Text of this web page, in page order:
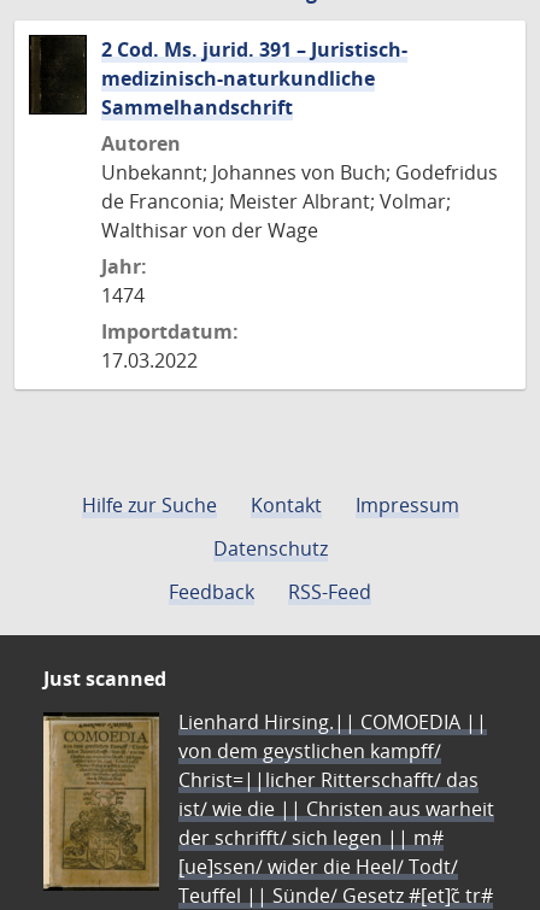
2 Cod. Ms. jurid. 391 – Juristisch-
medizinisch-naturkundliche
Sammelhandschrift
Autoren
Unbekannt; Johannes von Buch; Godefridus
de Franconia; Meister Albrant; Volmar;
Walthisar von der Wage
Jahr:
1474
Importdatum:
17.03.2022
Hilfe zur Suche Kontakt
Impressum
Datenschutz
Feedback
RSS-Feed
Just scanned
Lienhard Hirsing.|| COMOEDIA ||
von dem geystlichen kampff/
Christ=||licher Ritterschafft/ das
ist/ wie die || Christen aus warheit
der schrifft/ sich legen || m#
[ue]ssen/ wider die Heel/ Todt/
Teuffel || Sünde/ Gesetz #[et]c̃ tr#